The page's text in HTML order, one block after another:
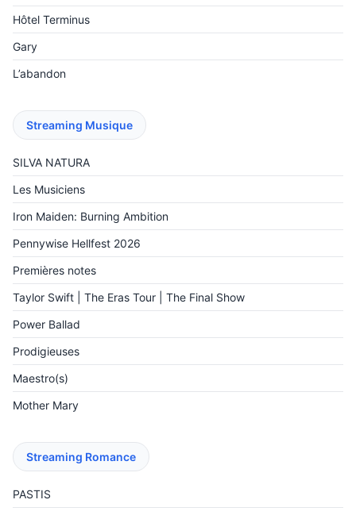
Hôtel Terminus
Gary
L’abandon
Streaming Musique
SILVA NATURA
Les Musiciens
Iron Maiden: Burning Ambition
Pennywise Hellfest 2026
Premières notes
Taylor Swift | The Eras Tour | The Final Show
Power Ballad
Prodigieuses
Maestro(s)
Mother Mary
Streaming Romance
PASTIS